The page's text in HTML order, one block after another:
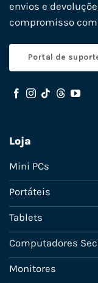
envios e
compromisso
Portal de
Loja
Mini PCs
Portáteis
Tablets
Computadores
Monitores